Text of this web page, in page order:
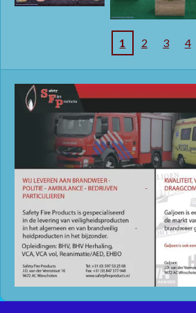
1 2 3 4